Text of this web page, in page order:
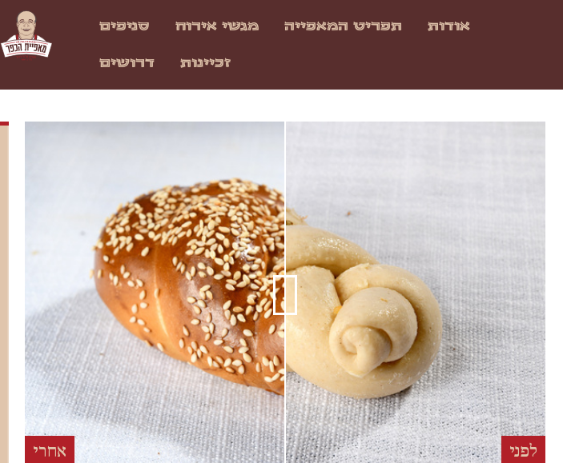
אודות תפריט המאפייה מגשי אירוח סניפים
זכיינות דרושים
לפני אחרי